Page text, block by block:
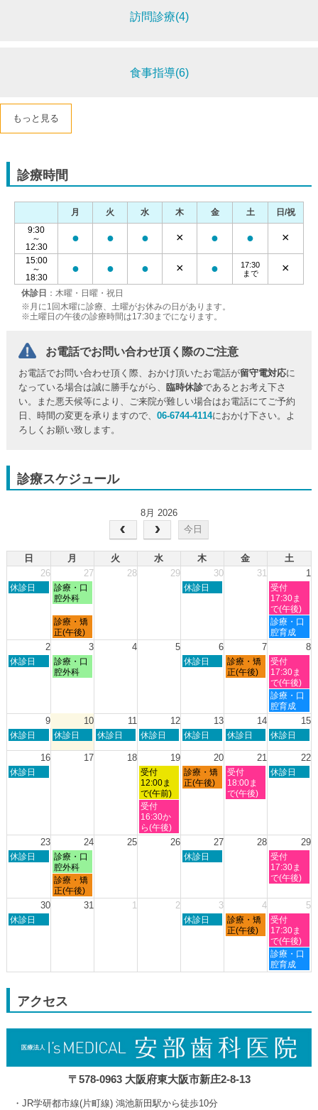
訪問診療(4)
食事指導(6)
もっと見る
診療時間
休診日 ：木曜・日曜・祝日
※月に1回木曜に診療、土曜がお休みの日があります。
※土曜日の午後の診療時間は17:30までになります。
月 火 水 木 金 土
日/祝
9:30
～
12:30
● ● ● × ● ● ×
15:00
～
18:30
● ● ● × ●
17:30
まで
×
お電話でお問い合わせ頂く際のご注意
お電話でお問い合わせ頂く際、おかけ頂いたお電話が留守電対応に
なっている場合は誠に勝手ながら、
臨時休診であるとお考え下さ
い。また悪天候等により、ご来院が難しい場合はお電話にてご予約
日、時間の変更を承りますので、06-6744-4114におかけ下さい。よ
ろしくお願い致します。
診療スケジュール
8月 2026
今日
日 月 火 水 木 金
土
26
27 28 29 30 31 1
日
26th
休診日
月
曜
7
月
27th
診療・口
腔外科
木
30th
休診日
土
曜
日,
8
月
1st
受付
17:30ま
で(午後)
月
曜
日,
月
27th
診療・矯
正(午後)
土
曜
日,
月
1st
2026
診療・口
腔育成
2 3 4 5 6 7 8
日
2nd
休診日
月
曜
3rd
診療・口
腔外科
木
6th
休診日
金
曜
7th
診療・矯
正(午後)
土
曜
日,
8
月
8th
受付
17:30ま
で(午後)
土
曜
日,
月
診療・口
腔育成
9 10 11 12 13 14 15
日
8
月
休診日
月
休診日
火
休診日
水
8
月
12th
2026
休診日
木
8
月
13th
休診日
金
8
月
14th
2026
休診日
土
8
月
休診日
16 17 18 19 20 21 22
日
2026
休診日
水
曜
日,
8
月
19th
2026
受付
12:00ま
で(午前)
木
曜
2026
診療・矯
正(午後)
金
曜
日,
2026
受付
18:00ま
で(午後)
土
2026
休診日
水
曜
日,
8
受付
16:30か
ら(午後)
23 24 25 26 27 28 29
日
月
2026
休診日
月
曜
日,
8
月
診療・口
腔外科
木
月
2026
休診日
土
曜
日,
月
2026
受付
17:30ま
で(午後)
月
曜
日,
診療・矯
正(午後)
30 31 1 2 3 4 5
日
30th
休診日
木
3rd
休診日
金
曜
4th
診療・矯
正(午後)
土
曜
日,
9
月
5th
受付
17:30ま
で(午後)
土
曜
日,
診療・口
腔育成
アクセス
〒578-0963 大阪府東大阪市新庄2-8-13
JR学研都市線(片町線) 鴻池新田駅から徒歩10分